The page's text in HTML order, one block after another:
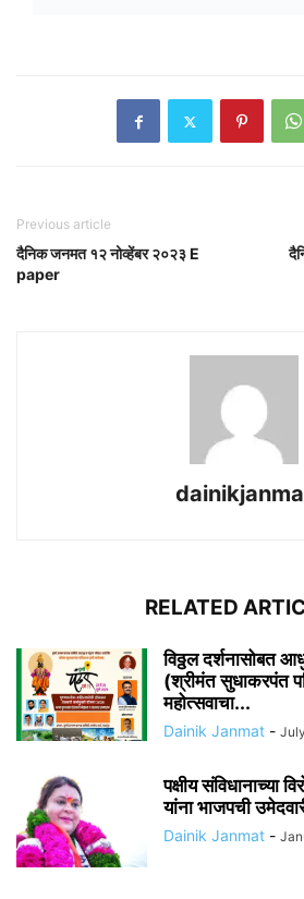
Previous article
दैनिक जनमत १२ नोव्हेंबर २०२३ E
paper
RELATED
विठ्ठल दर्शनासोबत
(श्रीमंत सुधाकरपंत
महोत्सवाचा...
Dainik Janmat -
पक्षीय संविधानाच्या
यांना भाजपची
Dainik Janmat -